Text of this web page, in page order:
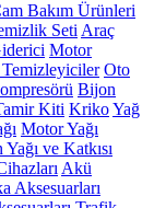
Bakım Ürünleri
Seti Araç
Motor
Oto
Bijon
Kiti KrikoYağ
Motor Yağı
Yağı ve Katkısı
Akü
Aksesuarları